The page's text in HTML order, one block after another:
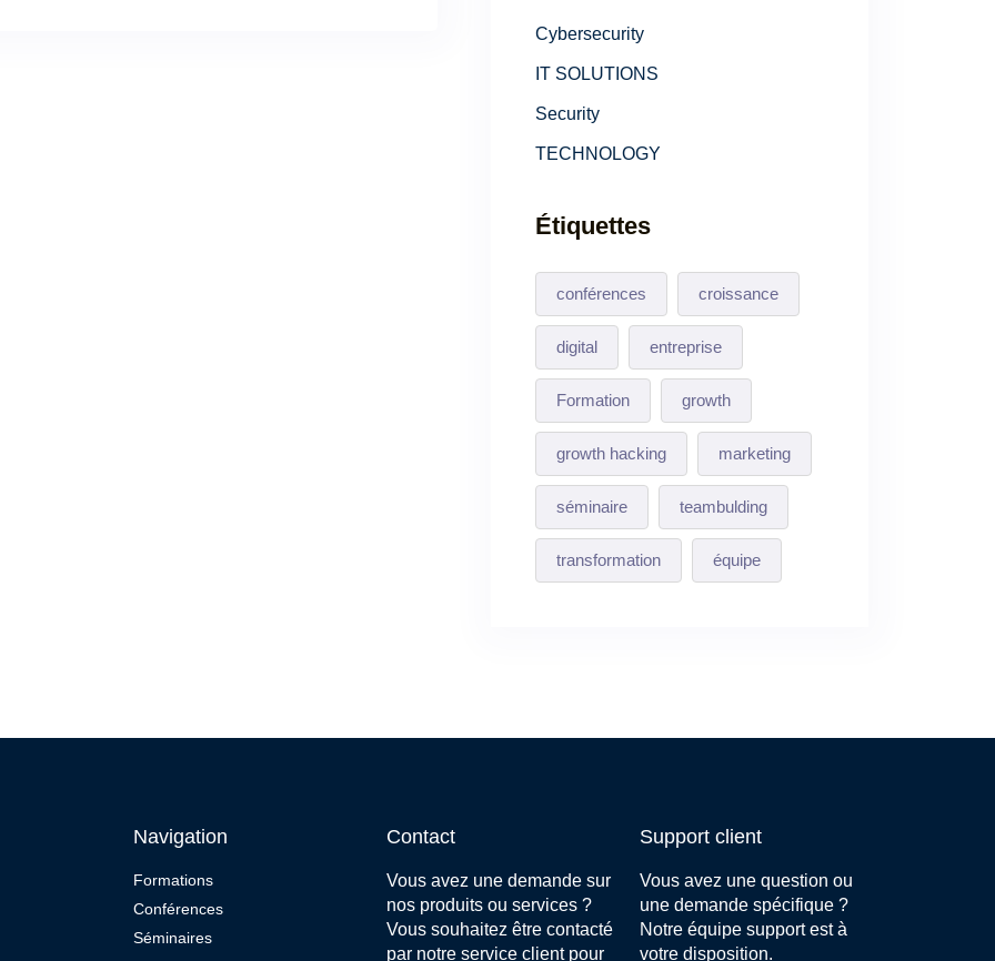
Cybersecurity
IT SOLUTIONS
Security
TECHNOLOGY
Étiquettes
conférences croissance
digital entreprise
Formation growth
growth hacking marketing
séminaire teambulding
transformation équipe
Navigation
Formations
Conférences
Séminaires
Contact
Vous avez une demande sur
nos produits ou services ?
Vous souhaitez être contacté
par notre service client pour
Support client
Vous avez une question ou
une demande spécifique ?
Notre équipe support est à
votre disposition.